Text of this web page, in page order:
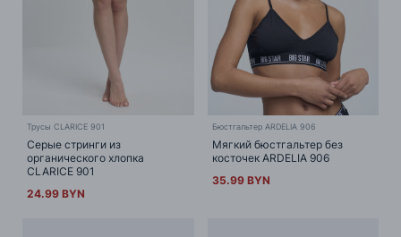
Трусы CLARICE 901
Серые стринги из
органического хлопка
CLARICE 901
24.99 BYN
Бюстгальтер ARDELIA 906
Мягкий бюстгальтер без
косточек ARDELIA 906
35.99 BYN